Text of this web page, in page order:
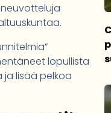
lopullista
lisää pelkoa